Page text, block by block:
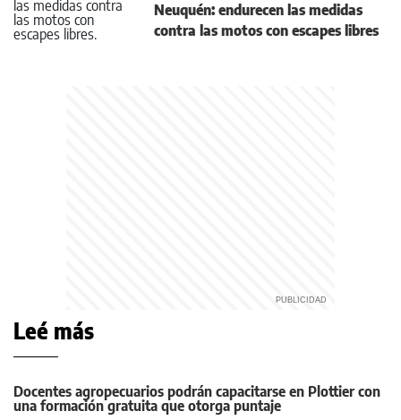
Neuquén: endurecen las medidas
contra las motos con escapes libres
Leé más
Docentes agropecuarios podrán capacitarse en Plottier con
una formación gratuita que otorga puntaje